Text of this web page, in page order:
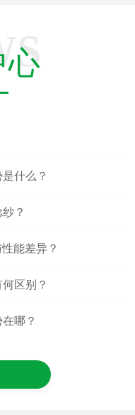
心
什么？
？
能差异？
区别？
哪？